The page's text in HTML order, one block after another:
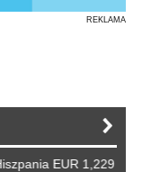
REKLAMA
1,229 WB